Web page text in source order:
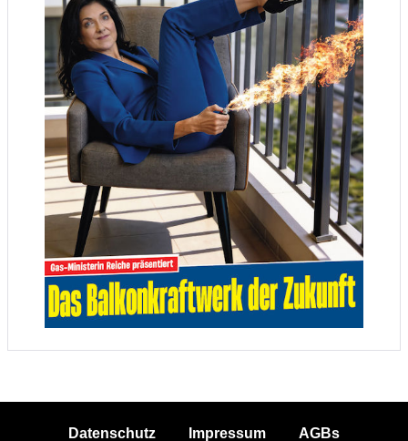
Datenschutz Impressum AGBs